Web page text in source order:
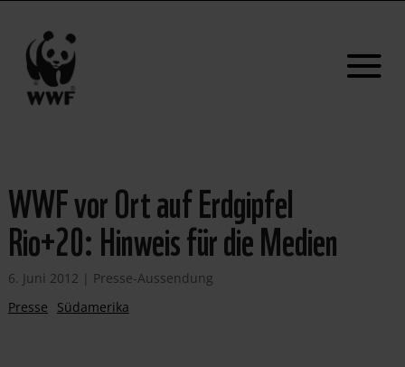
WWF vor Ort auf Erdgipfel
Rio+20: Hinweis für die Medien
6. Juni 2012 | Presse-Aussendung
Presse
Südamerika